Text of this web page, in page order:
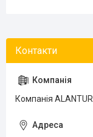
Компанія ALANTUR